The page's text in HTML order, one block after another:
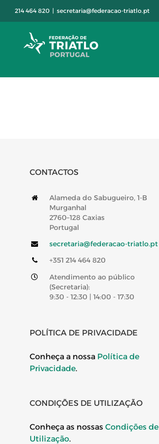
214 464 820 | secretaria@federacao-triatlo.pt
CONTACTOS
Alameda do Sabugueiro, 1-B
Murganhal
2760–128 Caxias
Portugal
secretaria@federacao-triatlo.pt
+351 214 464 820
Atendimento ao público
(Secretaria):
9:30 - 12:30 | 14:00 - 17:30
POLÍTICA DE PRIVACIDADE
Conheça a nossa Política de
Privacidade.
CONDIÇÕES DE UTILIZAÇÃO
Conheça as nossas Condições de
Utilização.